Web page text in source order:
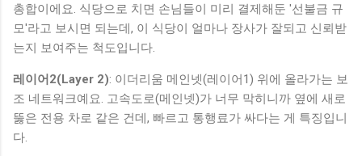
총합이에요. 식당으로 치면 손님들이 미리 결제해둔 '선불금 규
모'라고 보시면 되는데, 이 식당이 얼마나 장사가 잘되고 신뢰받
는지 보여주는 척도입니다.
레이어2(Layer 2): 이더리움 메인넷(레이어1) 위에 올라가는 보
조 네트워크예요. 고속도로(메인넷)가 너무 막히니까 옆에 새로
뚫은 전용 차로 같은 건데, 빠르고 통행료가 싸다는 게 특징입니
다.